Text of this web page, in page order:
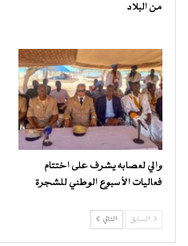
من البلاد
والي لعصابه يشرف على اختتام
فعاليات الأسبوع الوطني للشجرة
السابق التالي